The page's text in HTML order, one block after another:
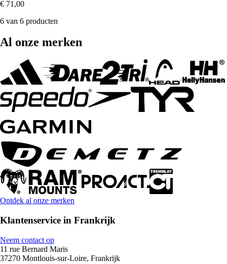
€ 71,00
6 van 6 producten
Al onze merken
Ontdek al onze merken
Klantenservice in Frankrijk
Neem contact op
11 rue Bernard Maris
37270 Montlouis-sur-Loire, Frankrijk